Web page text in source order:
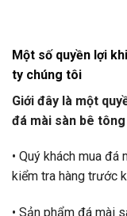
Một số quyền lợi
ty chúng tôi
Giới đây là một
đá mài sàn bê
• Quý khách mua
kiểm tra hàng trước
• Sản phẩm đá mài